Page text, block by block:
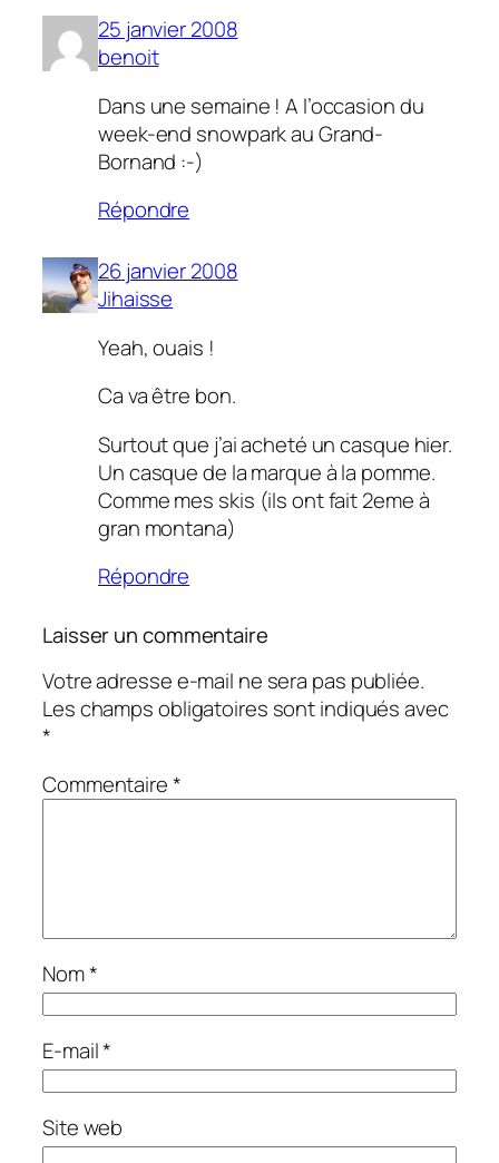
25 janvier 2008
benoit
Dans une semaine ! A l’occasion du
week-end snowpark au Grand-
Bornand :-)
Répondre
26 janvier 2008
Jihaisse
Yeah, ouais !
Ca va être bon.
Surtout que j’ai acheté un casque hier.
Un casque de la marque à la pomme.
Comme mes skis (ils ont fait 2eme à
gran montana)
Répondre
Laisser un commentaire
Votre adresse e-mail ne sera pas publiée.
Les champs obligatoires sont indiqués avec
*
Commentaire*
Nom*
E-mail*
Site web